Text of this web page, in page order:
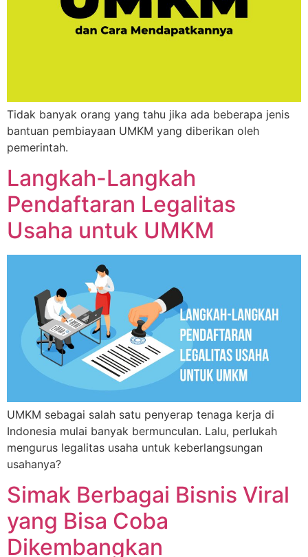
Tidak banyak orang yang tahu jika ada beberapa jenis
bantuan pembiayaan UMKM yang diberikan oleh
pemerintah.
Langkah-Langkah
Pendaftaran Legalitas
Usaha untuk UMKM
UMKM sebagai salah satu penyerap tenaga kerja di
Indonesia mulai banyak bermunculan. Lalu, perlukah
mengurus legalitas usaha untuk keberlangsungan
usahanya?
Simak Berbagai Bisnis Viral
yang Bisa Coba
Dikembangkan